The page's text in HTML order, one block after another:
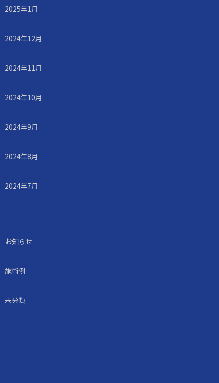
2025年1月
2024年12月
2024年11月
2024年10月
2024年9月
2024年8月
2024年7月
お知らせ
施術例
未分類